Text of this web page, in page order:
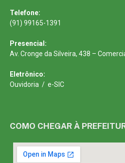
Telefone:
(91) 99165-1391
Presencial:
Av. Cronge da Silveira, 438 –
Eletrônico:
Ouvidoria / e-SIC
COMO CHEGAR À